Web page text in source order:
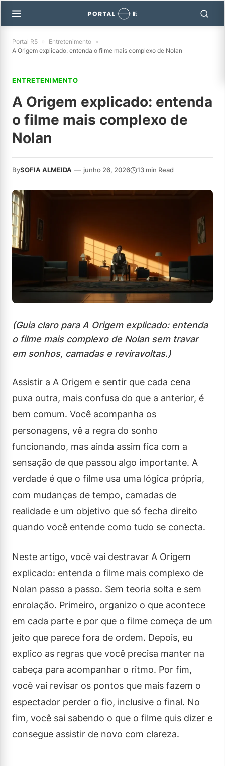
Portal R5 » Entretenimento »
A Origem explicado: entenda o filme mais complexo de Nolan
ENTRETENIMENTO
A Origem explicado: entenda
o filme mais complexo de
Nolan
BySOFIA ALMEIDA — junho 26, 2026 13 min Read
(Guia claro para A Origem explicado: entenda
o filme mais complexo de Nolan sem travar
em sonhos, camadas e reviravoltas.)
Assistir a A Origem e sentir que cada cena
puxa outra, mais confusa do que a anterior, é
bem comum. Você acompanha os
personagens, vê a regra do sonho
funcionando, mas ainda assim fica com a
sensação de que passou algo importante. A
verdade é que o filme usa uma lógica própria,
com mudanças de tempo, camadas de
realidade e um objetivo que só fecha direito
quando você entende como tudo se conecta.
Neste artigo, você vai destravar A Origem
explicado: entenda o filme mais complexo de
Nolan passo a passo. Sem teoria solta e sem
enrolação. Primeiro, organizo o que acontece
em cada parte e por que o filme começa de um
jeito que parece fora de ordem. Depois, eu
explico as regras que você precisa manter na
cabeça para acompanhar o ritmo. Por fim,
você vai revisar os pontos que mais fazem o
espectador perder o fio, inclusive o final. No
fim, você sai sabendo o que o filme quis dizer e
consegue assistir de novo com clareza.